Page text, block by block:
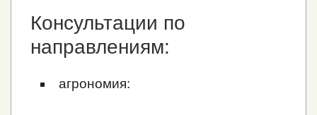
Консультации по
направлениям:
агрономия: